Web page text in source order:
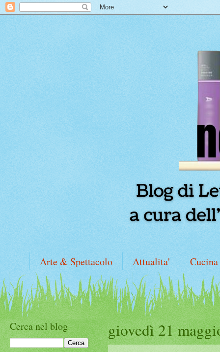
Arte & Spettacolo Attualita' Cucina
giovedì 21
Cerca nel blog